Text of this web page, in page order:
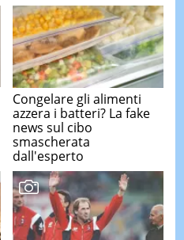
Congelare gli alimenti
azzera i batteri? La fake
news sul cibo
smascherata
dall'esperto